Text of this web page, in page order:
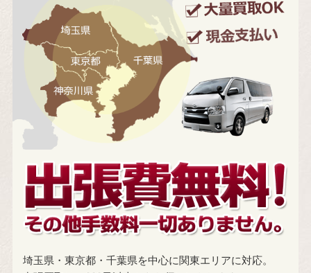
埼玉県・東京都・千葉県を中心に関東エリアに対応。